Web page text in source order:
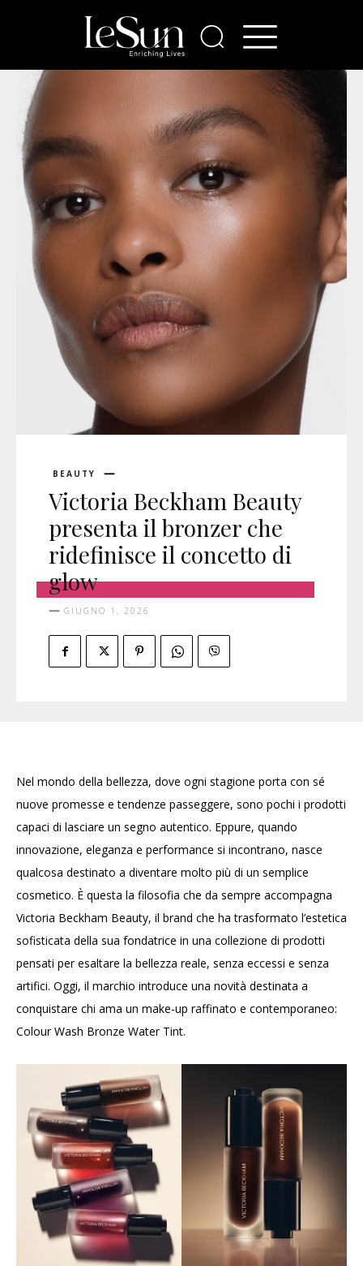
BEAUTY
Victoria Beckham Beauty
presenta il bronzer che
ridefinisce il concetto di
glow
GIUGNO 1, 2026
Nel mondo della bellezza, dove ogni stagione porta con sé
nuove promesse e tendenze passeggere, sono pochi i prodotti
capaci di lasciare un segno autentico. Eppure, quando
innovazione, eleganza e performance si incontrano, nasce
qualcosa destinato a diventare molto più di un semplice
cosmetico. È questa la filosofia che da sempre accompagna
Victoria Beckham Beauty, il brand che ha trasformato l’estetica
sofisticata della sua fondatrice in una collezione di prodotti
pensati per esaltare la bellezza reale, senza eccessi e senza
artifici. Oggi, il marchio introduce una novità destinata a
conquistare chi ama un make-up raffinato e contemporaneo:
Colour Wash Bronze Water Tint.